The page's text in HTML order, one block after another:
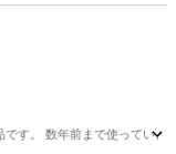
す。 数年前まで使ってい